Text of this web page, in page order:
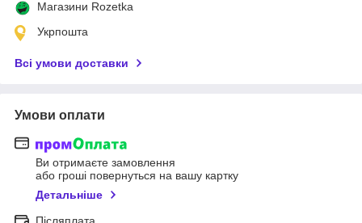
Магазини Rozetka
Укрпошта
Всі умови доставки
Умови оплати
Ви отримаєте замовлення
або гроші повернуться на вашу картку
Детальніше